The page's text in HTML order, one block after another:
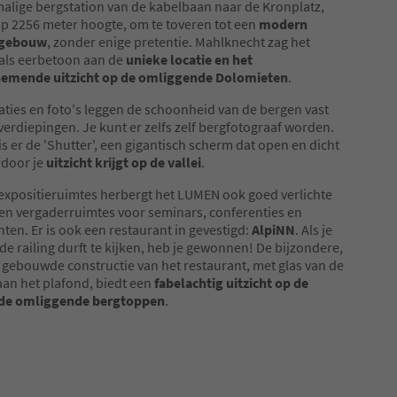
bergstation van de kabelbaan naar de Kronplatz,
2256 meter hoogte, om te toveren tot een modern
, zonder enige pretentie. Mahlknecht zag het
eerbetoon aan de unieke locatie en het
uitzicht op de omliggende Dolomieten.
en foto's leggen de schoonheid van de bergen vast
Je kunt er zelfs zelf bergfotograaf worden.
er de 'Shutter', een gigantisch scherm dat open en dicht
je uitzicht krijgt op de vallei.
herbergt het LUMEN ook goed verlichte
vergaderruimtes voor seminars, conferenties en
Er is ook een restaurant in gevestigd: AlpiNN. Als je
railing durft te kijken, heb je gewonnen! De bijzondere,
constructie van het restaurant, met glas van de
het plafond, biedt een fabelachtig uitzicht op de
omliggende bergtoppen.